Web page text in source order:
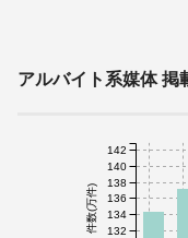
アルバイト系媒体 掲
件数(万件) 132
134
136
138
140
142